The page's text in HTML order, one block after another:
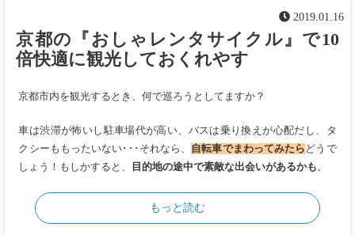
2019.01.16
京都の『おしゃレンタサイクル』で10
倍快適に観光しておくれやす
京都市内を観光するとき、何で巡ろうとしてますか？
車は渋滞が怖いし駐車場代が高い、バスは乗り換えが心配だし、タ
クシーももったいない･･･それなら、
自転車でまわってみたら どうで
しょう！もしかすると、
目的地の途中で素敵な出会いがあるかも。
もっと読む